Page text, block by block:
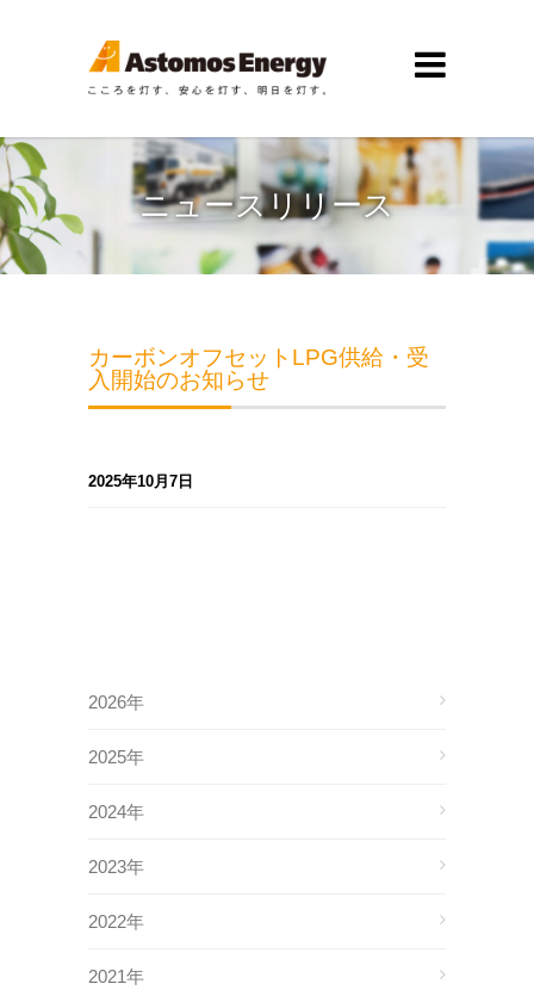
ニュースリリース
カーボンオフセットLPG供給・受
入開始のお知らせ
2025年10月7日
2026年
2025年
2024年
2023年
2022年
2021年